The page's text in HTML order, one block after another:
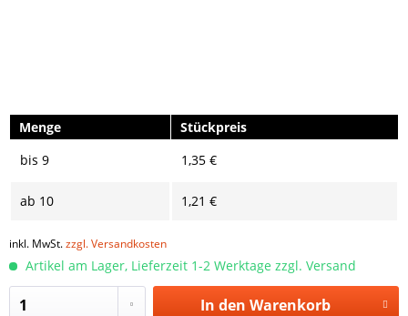
Menge
Stückpreis
bis 9 1,35 €
ab 10 1,21 €
inkl. MwSt.zzgl. Versandkosten
Artikel am Lager, Lieferzeit 1-2 Werktage zzgl. Versand
In den Warenkorb